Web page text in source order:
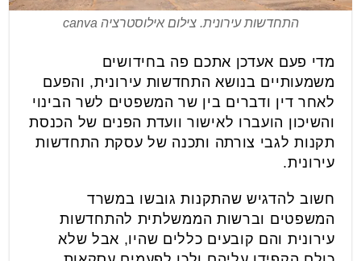
התחדשות עירונית. צילום אילוסטרציה canva
מדי פעם אעדכן אתכם פה בחידושים
משמעותיים בנושא התחדשות עירונית, והפעם
לאחר דין ודברים בין שר המשפטים לשר הבינוי
והשיכון הועברו לאישור וועדת הפנים של הכנסת
תקנות לגבי צורתה ותכנה של עסקת התחדשות
עירונית.
חשוב להדגיש שהתקנות גובשו במשרד
המשפטים וברשות הממשלתית להתחדשות
עירונית והם קובעים כללים שהיו, אבל שלא